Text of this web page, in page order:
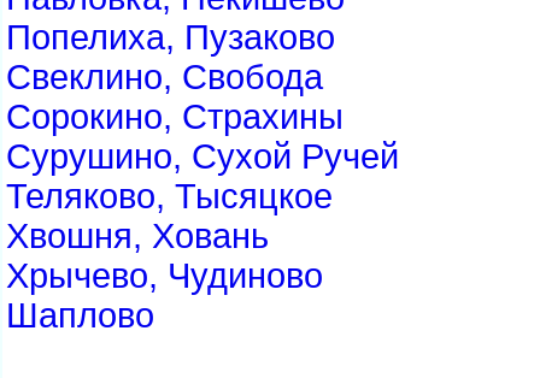
Попелиха, Пузаково
Свеклино, Свобода
Сорокино, Страхины
Сурушино, Сухой Ручей
Теляково, Тысяцкое
Хвошня, Ховань
Хрычево, Чудиново
Шаплово